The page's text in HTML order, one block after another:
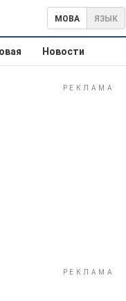
МОВА ЯЗЫК
Новости